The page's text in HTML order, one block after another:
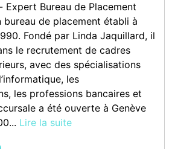
Expert Bureau de Placement
bureau de placement établi à
Fondé par Linda Jaquillard, il
le recrutement de cadres
avec des spécialisations
les
les professions bancaires et
a été ouverte à Genève
Lire la suite